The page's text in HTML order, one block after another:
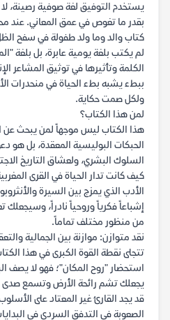
يستخدم التوفيق لغة صوفية رصينة،
بقدر ما تغوص في عمق المعاني. عند
لم يكتب بلغة يومية عابرة، بل بلغة
الكلمة وتأثيرها في توثيق المشاعر
ببطء يشبه بطء الحياة في منحدرات
ولكل صمت حكاية.
لمن هذا الكتاب؟
هذا الكتاب ليس موجهاً لمن يبحث عن
الحبكات البوليسية المعقدة، بل هو
السلوك البشري، ولعشاق التاريخ
كيف كانت تدار الحياة في القرى
الأدب الذي يمزج بين السيرة
إشباعاً فكرياً وروحياً نادراً،
من منظور مختلف تماماً.
نقد متوازن: موازنة بين الجمالية
تتجلى نقطة القوة الكبرى في هذا
استحضار "روح المكان"؛ فهو لا يصف
يجعلك تشم رائحة الأرض وتسمع صدى
قد يجد القارئ غير المعتاد على
الصعوبة في التدفق السردي في